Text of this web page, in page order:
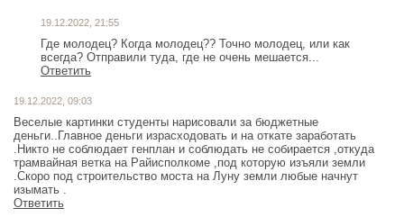
19.12.2022, 21:55
Где молодец? Когда молодец?? Точно молодец, или как
всегда? Отправили туда, где не очень мешается...
Ответить
19.12.2022, 09:03
Веселые картинки студенты нарисовали за бюджетные
деньги..Главное деньги израсходовать и на откате заработать
.Никто не соблюдает генплан и соблюдать не собирается ,откуда
трамвайная ветка на Райисполкоме ,под которую изъяли земли
.Скоро под строительство моста на Луну земли любые начнут
изымать .
Ответить